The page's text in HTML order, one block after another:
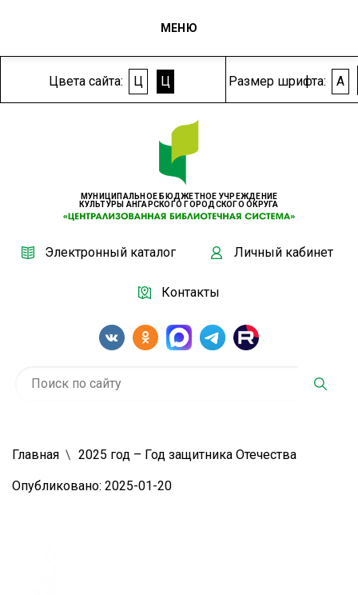
Цвета сайта: Ц Ц Размер шрифта: A
МУНИЦИПАЛЬНОЕ БЮДЖЕТНОЕ УЧРЕЖДЕНИЕ
КУЛЬТУРЫ АНГАРСКОГО ГОРОДСКОГО ОКРУГА
Электронный каталог Личный кабинет
Контакты
МЕНЮ
Главная 2025 год – Год защитника Отечества
Опубликовано: 2025-01-20